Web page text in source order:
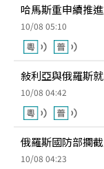
哈馬斯重申續推
10/08 05:10
敍利亞與俄羅斯
10/08 04:42
俄羅斯國防部攔
10/08 04:23